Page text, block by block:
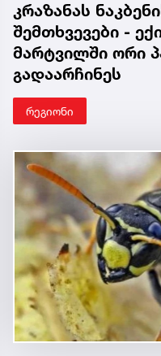
კრაზანას
შემთხვევები -
მარტვილში ორი
გადაარჩინეს
რეგიონი